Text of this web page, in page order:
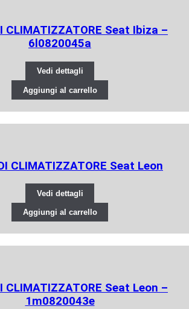
CLIMATIZZATORE Seat Ibiza –
6l0820045a
Vedi dettagli
Aggiungi al carrello
CLIMATIZZATORE Seat Leon
Vedi dettagli
Aggiungi al carrello
CLIMATIZZATORE Seat Leon –
1m0820043e